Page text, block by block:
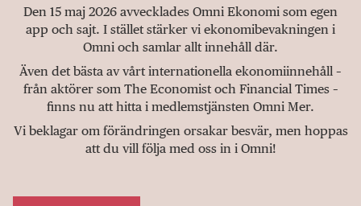
Den 15 maj 2026 avvecklades Omni Ekonomi som egen
app och sajt. I stället stärker vi ekonomibevakningen i
Omni och samlar allt innehåll där.
Även det bästa av vårt internationella ekonomiinnehåll –
från aktörer som The Economist och Financial Times –
finns nu att hitta i medlemstjänsten Omni Mer.
Vi beklagar om förändringen orsakar besvär, men hoppas
att du vill följa med oss in i Omni!